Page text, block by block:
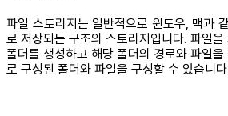
파일 스토리지는 일반적으로 윈도우, 맥과
로 저장되는 구조의 스토리지입니다. 파일
폴더를 생성하고 해당 폴더의 경로와 파일
로 구성된 폴더와 파일을 구성할 수 있습니